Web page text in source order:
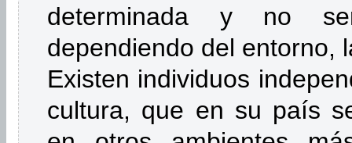
determinada y no
dependiendo del entorno,
Existen individuos
cultura, que en su país